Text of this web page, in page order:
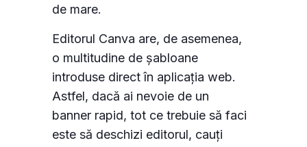
de mare.
Editorul Canva are, de asemenea,
o multitudine de șabloane
introduse direct în aplicația web.
Astfel, dacă ai nevoie de un
banner rapid, tot ce trebuie să faci
este să deschizi editorul, cauți